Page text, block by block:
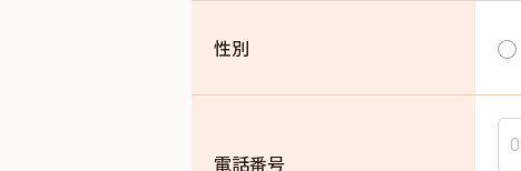
性別
電話番号